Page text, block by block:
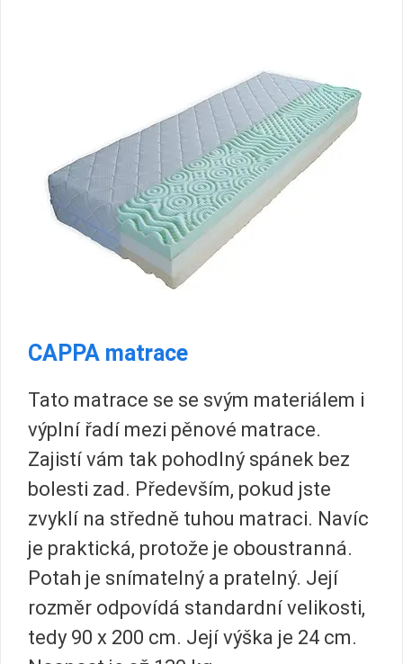
CAPPA matrace
Tato matrace se se svým materiálem i
výplní řadí mezi pěnové matrace.
Zajistí vám tak pohodlný spánek bez
bolesti zad. Především, pokud jste
zvyklí na středně tuhou matraci. Navíc
je praktická, protože je oboustranná.
Potah je snímatelný a pratelný. Její
rozměr odpovídá standardní velikosti,
tedy 90 x 200 cm. Její výška je 24 cm.